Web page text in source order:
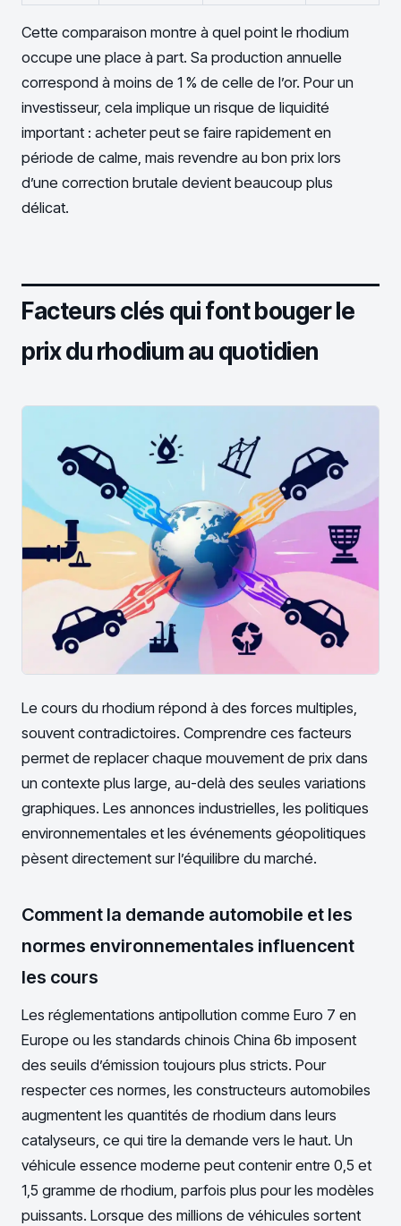
Cette comparaison montre à quel point le rhodium
occupe une place à part. Sa production annuelle
correspond à moins de 1 % de celle de l’or. Pour un
investisseur, cela implique un risque de liquidité
important : acheter peut se faire rapidement en
période de calme, mais revendre au bon prix lors
d’une correction brutale devient beaucoup plus
délicat.
Facteurs clés qui font bouger le
prix du rhodium au quotidien
Le cours du rhodium répond à des forces multiples,
souvent contradictoires. Comprendre ces facteurs
permet de replacer chaque mouvement de prix dans
un contexte plus large, au-delà des seules variations
graphiques. Les annonces industrielles, les politiques
environnementales et les événements géopolitiques
pèsent directement sur l’équilibre du marché.
Comment la demande automobile et les
normes environnementales influencent
les cours
Les réglementations antipollution comme Euro 7 en
Europe ou les standards chinois China 6b imposent
des seuils d’émission toujours plus stricts. Pour
respecter ces normes, les constructeurs automobiles
augmentent les quantités de rhodium dans leurs
catalyseurs, ce qui tire la demande vers le haut. Un
véhicule essence moderne peut contenir entre 0,5 et
1,5 gramme de rhodium, parfois plus pour les modèles
puissants. Lorsque des millions de véhicules sortent